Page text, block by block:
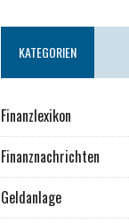
KATEGORIEN
Finanzlexikon
Finanznachrichten
Geldanlage